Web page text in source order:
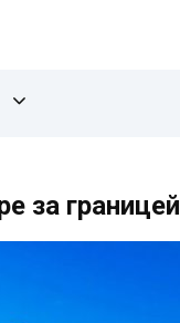
за границей